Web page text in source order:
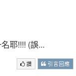
耶!!!! (誤...
讚 引言回應